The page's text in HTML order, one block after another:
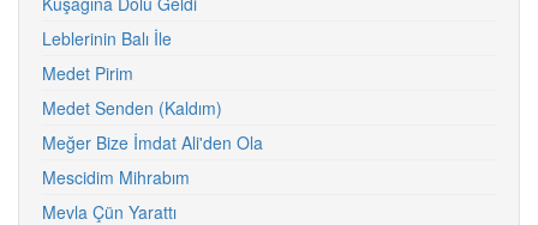
Leblerinin Balı İle
Medet Pirim
Medet Senden (Kaldım)
Meğer Bize İmdat Ali'den Ola
Mescidim Mihrabım
Mevla Çün Yarattı